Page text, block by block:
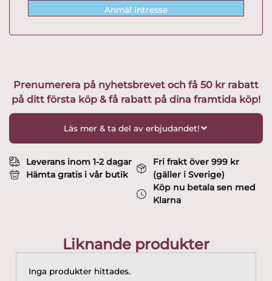
Anmäl intresse
Prenumerera på nyhetsbrevet och få 50 kr rabatt
på ditt första köp & få rabatt på dina framtida köp!
Läs mer & ta del av erbjudandet!
Leverans inom 1-2 dagar
Hämta gratis i vår butik
Fri frakt över 999 kr
(gäller i Sverige)
Köp nu betala sen med
Klarna
Liknande produkter
Inga produkter hittades.